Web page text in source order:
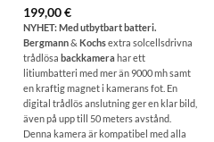
199,00€
NYHET: Med utbytbart batteri.
Bergmann& Kochsextra solcellsdrivna
trådlösa backkamerahar ett
litiumbatteri med mer än 9000 mh samt
en kraftig magnet i kamerans fot. En
digital trådlös anslutning ger en klar bild,
även på upp till 50 meters avstånd.
Denna kamera är kompatibel med alla